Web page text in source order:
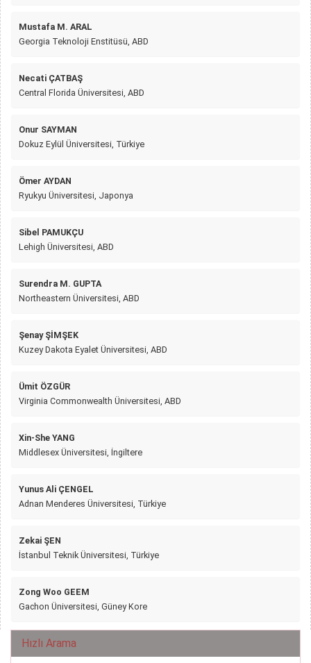
Mustafa M. ARAL
Georgia Teknoloji Enstitüsü, ABD
Necati ÇATBAŞ
Central Florida Üniversitesi, ABD
Onur SAYMAN
Dokuz Eylül Üniversitesi, Türkiye
Ömer AYDAN
Ryukyu Üniversitesi, Japonya
Sibel PAMUKÇU
Lehigh Üniversitesi, ABD
Surendra M. GUPTA
Northeastern Üniversitesi, ABD
Şenay ŞİMŞEK
Kuzey Dakota Eyalet Üniversitesi, ABD
Ümit ÖZGÜR
Virginia Commonwealth Üniversitesi, ABD
Xin-She YANG
Middlesex Üniversitesi, İngiltere
Yunus Ali ÇENGEL
Adnan Menderes Üniversitesi, Türkiye
Zekai ŞEN
İstanbul Teknik Üniversitesi, Türkiye
Zong Woo GEEM
Gachon Üniversitesi, Güney Kore
Hızlı Arama